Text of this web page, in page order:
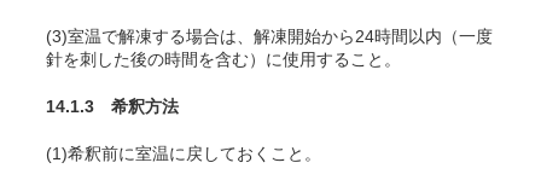
(3)室温で解凍する場合は、解凍開始から24時間以内（一度
針を刺した後の時間を含む）に使用すること。
14.1.3 希釈方法
(1)希釈前に室温に戻しておくこと。